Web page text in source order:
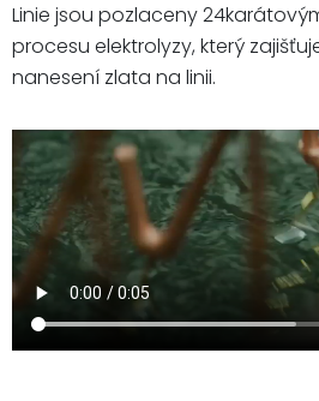
Linie jsou pozlaceny
procesu elektrolyzy, který
nanesení zlata na linii.